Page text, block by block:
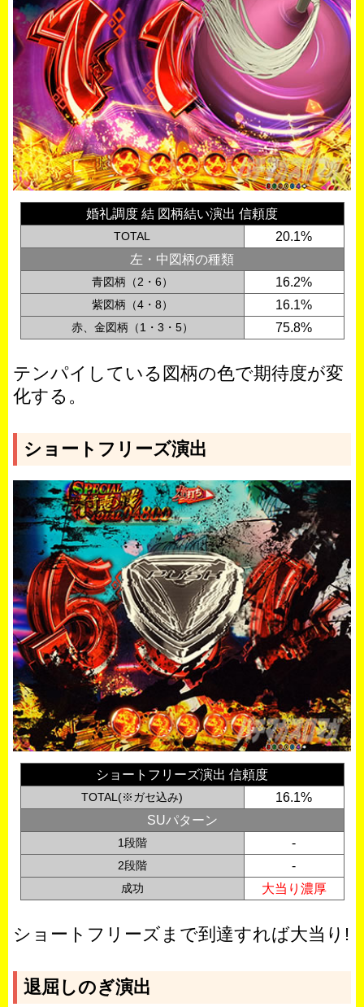
婚礼調度 結 図柄結い演出 信頼度
TOTAL
20.1%
左・中図柄の種類
青図柄（2・6） 16.2%
紫図柄（4・8） 16.1%
赤、金図柄（1・3・5） 75.8%
テンパイしている図柄の色で期待度が変
化する。
ショートフリーズ演出
ショートフリーズ演出 信頼度
TOTAL(※ガセ込み)
16.1%
SUパターン
1段階 -
2段階 -
成功 大当り濃厚
ショートフリーズまで到達すれば大当り!
退屈しのぎ演出